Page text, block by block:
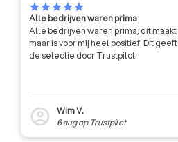
starstarstarstarstar
Alle bedrijven waren prima
Alle bedrijven waren prima, dit
maar is voor mij heel positief. Dit
de selectie door Trustpilot.
account_circle
Wim V.
6 augop Trustpilot